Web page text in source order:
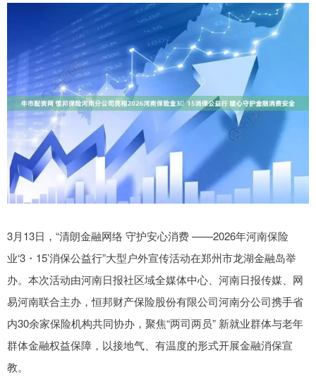
3月13日，“清朗金融网络 守护安心消费 ——2026年河南保险
业‘3・15’消保公益行”大型户外宣传活动在郑州市龙湖金融岛举
办。本次活动由河南日报社区域全媒体中心、河南日报传媒、网
易河南联合主办，恒邦财产保险股份有限公司河南分公司携手省
内30余家保险机构共同协办，聚焦“两司两员” 新就业群体与老年
群体金融权益保障，以接地气、有温度的形式开展金融消保宣
教。